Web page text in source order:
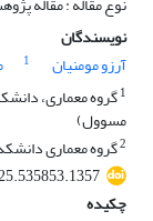
نویسندگان
آرزو مومنیان
1
1گروه معماری،
مسوول)
2گروه معماری
چکیده